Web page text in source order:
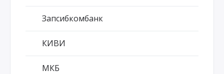
Запсибкомбанк
КИВИ
МКБ